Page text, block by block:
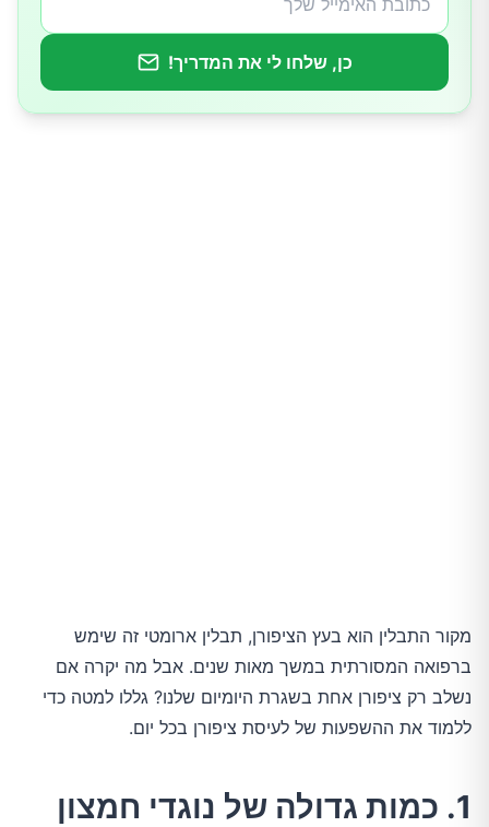
דרכים חלופיות לצרוך ציפורן
כן, שלחו לי את המדריך!
מקור התבלין הוא בעץ הציפורן, תבלין ארומטי זה שימש
ברפואה המסורתית במשך מאות שנים. אבל מה יקרה אם
נשלב רק ציפורן אחת בשגרת היומיום שלנו? גללו למטה כדי
ללמוד את ההשפעות של לעיסת ציפורן בכל יום.
1. כמות גדולה של נוגדי חמצון